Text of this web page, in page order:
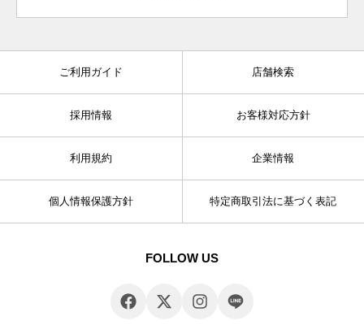
ご利用ガイド 店舗検索
採用情報 お客様対応方針
利用規約 企業情報
個人情報保護方針 特定商取引法に基づく表記
FOLLOW US